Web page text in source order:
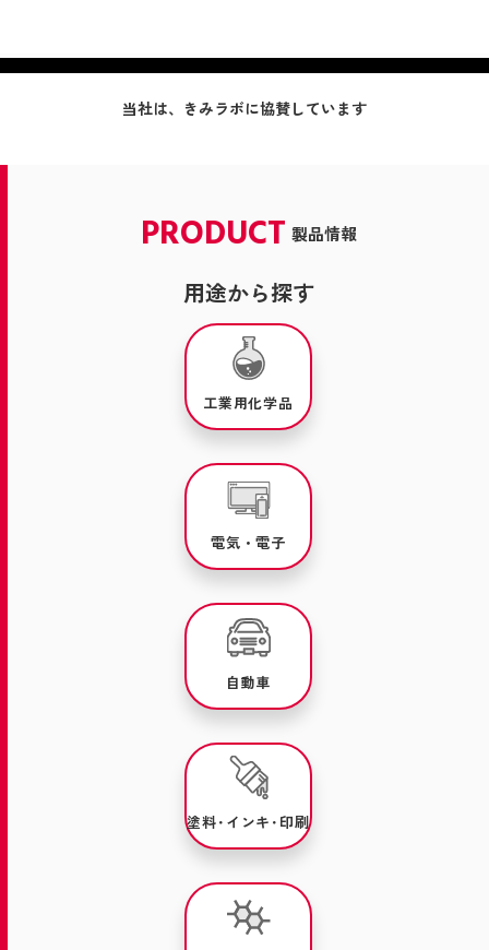
当社は、きみラボに協賛しています
製品情報
PRODUCT
用途から探す
工業用化学品
電気・電子
自動車
塗料･インキ･印刷